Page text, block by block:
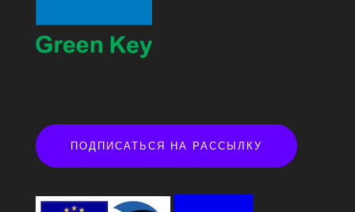
ПОДПИСАТЬСЯ НА РАССЫЛКУ